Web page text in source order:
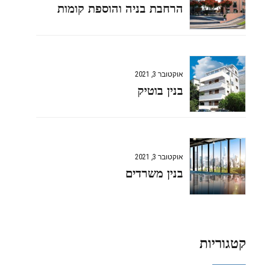
הרחבת בניה והוספת קומות
אוקטובר 3, 2021
בנין בוטיק
אוקטובר 3, 2021
בנין משרדים
קטגוריות